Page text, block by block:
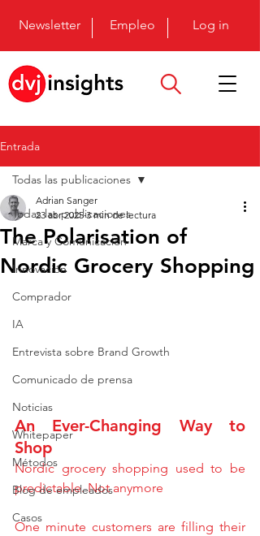
Newsletter Empleo Log in
Entrada
Todas las publicaciones
Marca y Comunicación
Innovación
Comprador
IA
Entrevista sobre Brand Growth
Comunicado de prensa
Noticias
Whitepaper
Métodos
Blog de empleados
Casos
Todas las publicaciones
The Polarisation of
Nordic Grocery Shopping
Adrian Sanger
23 abr 2025 3 min de lectura
An Ever-Changing Way to
Shop
Nordic grocery shopping used to be
predictable. Not anymore
One minute customers are filling their